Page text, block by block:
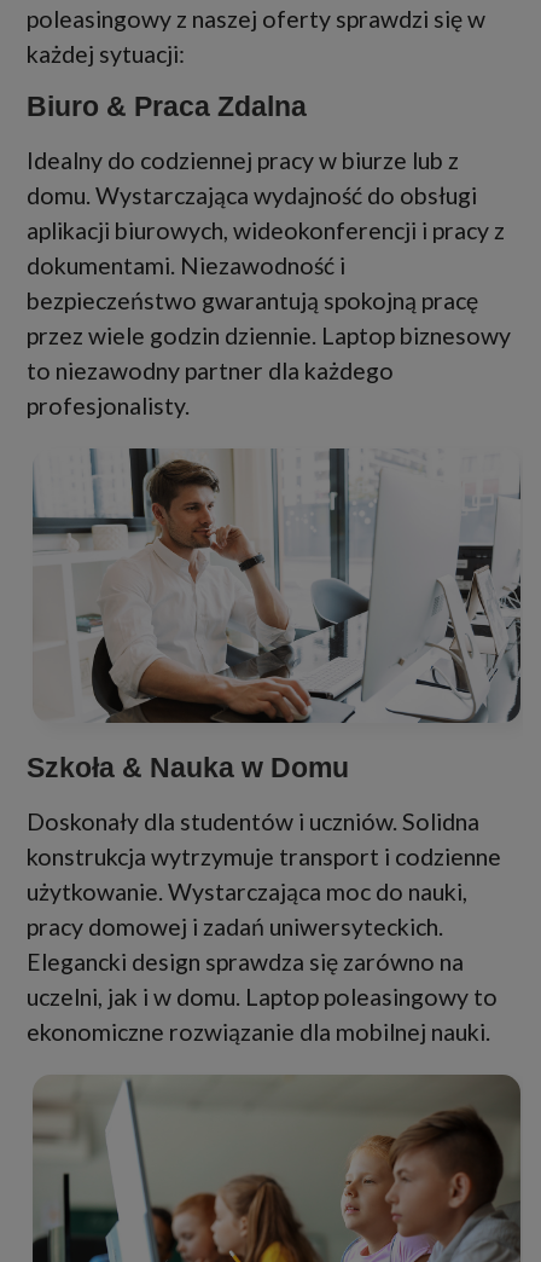
poleasingowy z naszej oferty sprawdzi się w
każdej sytuacji:
Biuro & Praca Zdalna
Idealny do codziennej pracy w biurze lub z
domu. Wystarczająca wydajność do obsługi
aplikacji biurowych, wideokonferencji i pracy z
dokumentami. Niezawodność i
bezpieczeństwo gwarantują spokojną pracę
przez wiele godzin dziennie. Laptop biznesowy
to niezawodny partner dla każdego
profesjonalisty.
Szkoła & Nauka w Domu
Doskonały dla studentów i uczniów. Solidna
konstrukcja wytrzymuje transport i codzienne
użytkowanie. Wystarczająca moc do nauki,
pracy domowej i zadań uniwersyteckich.
Elegancki design sprawdza się zarówno na
uczelni, jak i w domu. Laptop poleasingowy to
ekonomiczne rozwiązanie dla mobilnej nauki.